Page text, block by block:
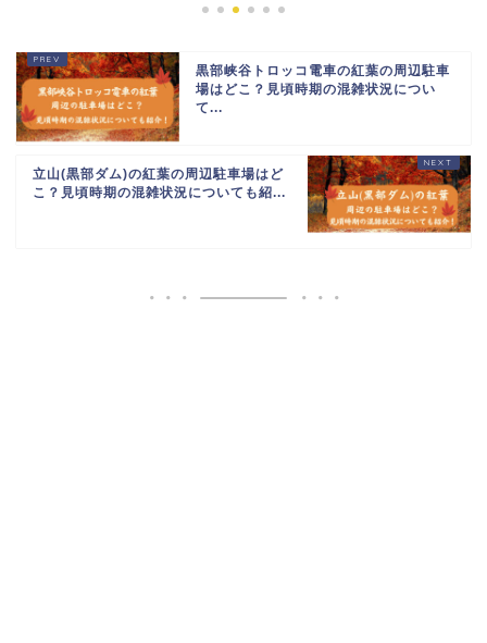
黒部峡谷トロッコ電車の紅葉の周辺駐車
場はどこ？見頃時期の混雑状況につい
て...
立山(黒部ダム)の紅葉の周辺駐車場はど
こ？見頃時期の混雑状況についても紹...